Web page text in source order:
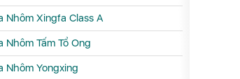
Nhôm Xingfa Class A
Nhôm Tấm Tổ Ong
Nhôm Yongxing